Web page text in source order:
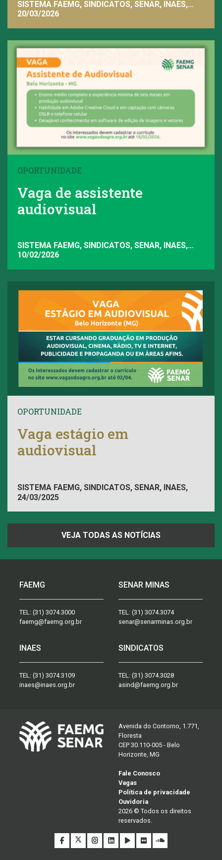
SISTEMA FAEMG, SINDICATOS, SENAR, INAES,
FAEMG
20/03/2026
OPORTUNIDADE
Vaga de assistente
audiovisual
SISTEMA FAEMG, SINDICATOS, SENAR, INAES,
FAEMG
10/02/2026
OPORTUNIDADE
Vaga estágio em
audiovisual
SISTEMA FAEMG, SINDICATOS, SENAR, INAES,
FAEMG
24/03/2025
VEJA TODAS AS NOTÍCIAS
FAEMG
TEL: (31) 3074.3000
faemg@faemg.org.br
SENAR MINAS
TEL: (31) 3074.3074
senar@senarminas.org.br
INAES
TEL: (31) 3074.3109
inaes@inaes.org.br
SINDICATOS
TEL: (31) 3074.3028
asind@faemg.org.br
Avenida do Contorno, 1.771,
Floresta
CEP 30.110-005 - Belo
Horizonte, MG
Fale Conosco
Vagas
Política de privacidade
Ouvidoria
2026 © Todos os direitos
reservados.